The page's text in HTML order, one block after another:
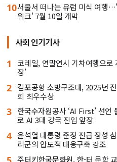
10서울서 떠나는 유럽 미식 여행
위크' 7월 10일 개막
사회 인기기사
1
코레일, 연말연시 기차여행으로
장’
2 김포공항 소방구조대, 2025년
회 최우수상
3 한국수자원공사 ‘AI First’ 선언
로 AI 3대 강국 진입 앞장
4 윤석열 대통령 준장 진급 장성
리군의 압도적 대응구축 강조
주터키한국문화원, 한-터 문학